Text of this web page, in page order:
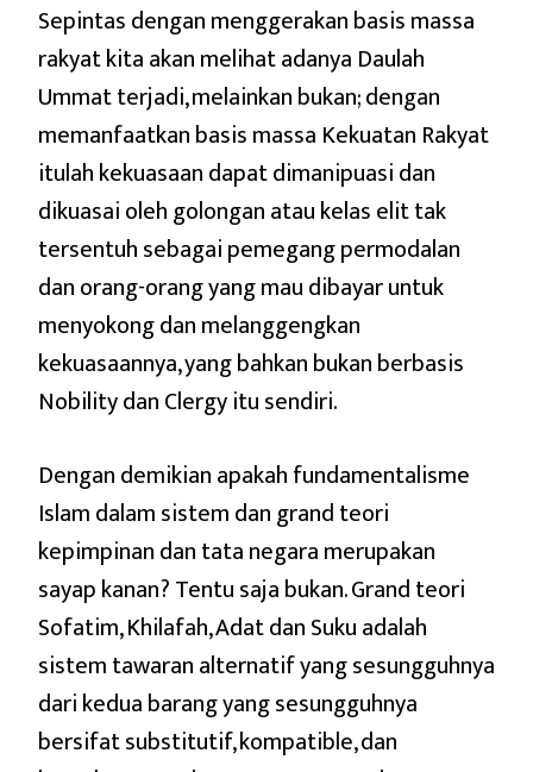
Sepintas dengan menggerakan basis massa
rakyat kita akan melihat adanya Daulah
Ummat terjadi, melainkan bukan; dengan
memanfaatkan basis massa Kekuatan Rakyat
itulah kekuasaan dapat dimanipuasi dan
dikuasai oleh golongan atau kelas elit tak
tersentuh sebagai pemegang permodalan
dan orang-orang yang mau dibayar untuk
menyokong dan melanggengkan
kekuasaannya, yang bahkan bukan berbasis
Nobility dan Clergy itu sendiri.
Dengan demikian apakah fundamentalisme
Islam dalam sistem dan grand teori
kepimpinan dan tata negara merupakan
sayap kanan? Tentu saja bukan. Grand teori
Sofatim, Khilafah, Adat dan Suku adalah
sistem tawaran alternatif yang sesungguhnya
dari kedua barang yang sesungguhnya
bersifat substitutif, kompatible, dan